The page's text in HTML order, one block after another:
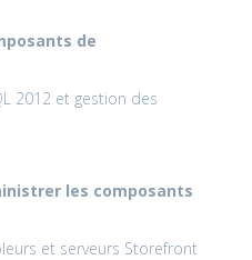
de
2012 et gestion des
les composants
et serveurs Storefront